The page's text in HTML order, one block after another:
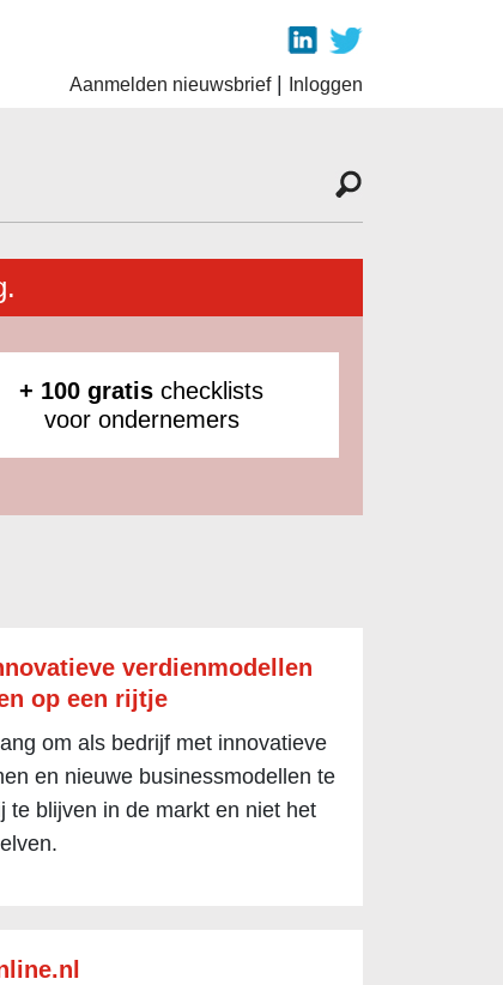
Aanmelden nieuwsbrief| Inloggen
+ 100 gratis checklists
voor ondernemers
verdienmodellen
op een rijtje
om als bedrijf met innovatieve
en nieuwe businessmodellen te
te blijven in de markt en niet het